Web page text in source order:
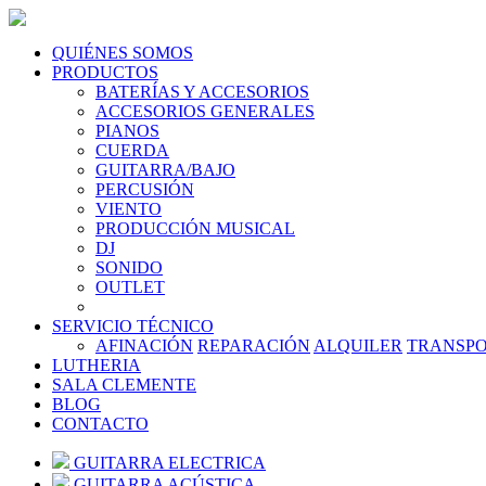
QUIÉNES SOMOS
PRODUCTOS
BATERÍAS Y ACCESORIOS
ACCESORIOS GENERALES
PIANOS
CUERDA
GUITARRA/BAJO
PERCUSIÓN
VIENTO
PRODUCCIÓN MUSICAL
DJ
SONIDO
OUTLET
SERVICIO TÉCNICO
AFINACIÓN REPARACIÓN ALQUILER
LUTHERIA
SALA CLEMENTE
BLOG
CONTACTO
GUITARRA ELECTRICA